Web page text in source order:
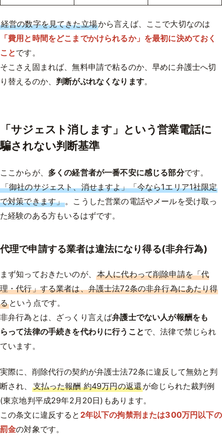
経営の数字を見てきた立場から言えば、ここで大切なのは
「費用と時間をどこまでかけられるか」を最初に決めておく
ことです。
そこさえ固まれば、無料申請で粘るのか、早めに弁護士へ切
り替えるのか、 判断がぶれなくなります。
「サジェスト消します」という営業電話に
騙されない判断基準
ここからが、 多くの経営者が一番不安に感じる部分です。
「御社のサジェスト、消せますよ」「今なら1エリア1社限定
で対策できます」。こうした営業の電話やメールを受け取っ
た経験のある方もいるはずです。
代理で申請する業者は違法になり得る(非弁行為)
まず知っておきたいのが、 本人に代わって削除申請を「代
理・代行」する業者は、弁護士法72条の非弁行為にあたり得
るという点です。
非弁行為とは、ざっくり言えば弁護士でない人が報酬をも
らって法律の手続きを代わりに行うことで、法律で禁じられ
ています。
実際に、削除代行の契約が弁護士法72条に違反して無効と判
断され、 支払った報酬 約49万円の返還が命じられた裁判例
(東京地判平成29年2月20日)もあります。
この条文に違反すると 2年以下の拘禁刑または300万円以下の
罰金の対象です。